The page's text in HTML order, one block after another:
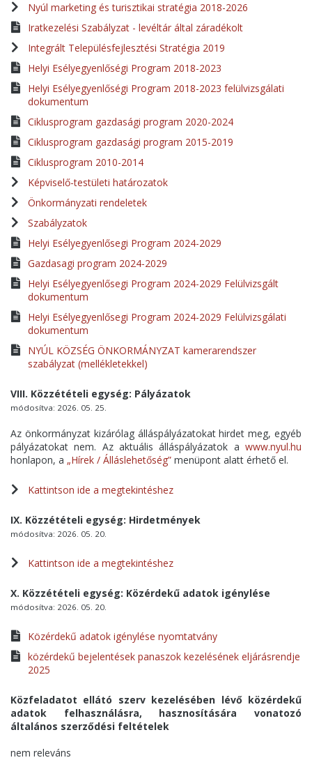
Nyúl marketing és turisztikai stratégia 2018-2026
Iratkezelési Szabályzat - levéltár által záradékolt
Integrált Településfejlesztési Stratégia 2019
Helyi Esélyegyenlőségi Program 2018-2023
Helyi Esélyegyenlőségi Program 2018-2023 felülvizsgálati
dokumentum
Ciklusprogram gazdasági program 2020-2024
Ciklusprogram gazdasági program 2015-2019
Ciklusprogram 2010-2014
Képviselő-testületi határozatok
Önkormányzati rendeletek
Szabályzatok
Helyi Esélyegyenlősegi Program 2024-2029
Gazdasagi program 2024-2029
Helyi Esélyegyenlősegi Program 2024-2029 Felülvizsgált
dokumentum
Helyi Esélyegyenlősegi Program 2024-2029 Felülvizsgálati
dokumentum
NYÚL KÖZSÉG ÖNKORMÁNYZAT kamerarendszer
szabályzat (mellékletekkel)
VIII. Közzétételi egység: Pályázatok
módosítva: 2026. 05. 25.
Az önkormányzat kizárólag álláspályázatokat hirdet meg, egyéb
pályázatokat nem. Az aktuális álláspályázatok a www.nyul.hu
honlapon, a „Hírek / Álláslehetőség” menüpont alatt érhető el.
Kattintson ide a megtekintéshez
IX. Közzétételi egység: Hirdetmények
módosítva: 2026. 05. 20.
Kattintson ide a megtekintéshez
X. Közzétételi egység: Közérdekű adatok igénylése
módosítva: 2026. 05. 20.
Közérdekű adatok igénylése nyomtatvány
közérdekű bejelentések panaszok kezelésének eljárásrendje
2025
Közfeladatot ellátó szerv kezelésében lévő közérdekű
adatok felhasználásra, hasznosítására vonatozó
általános szerződési feltételek
nem releváns